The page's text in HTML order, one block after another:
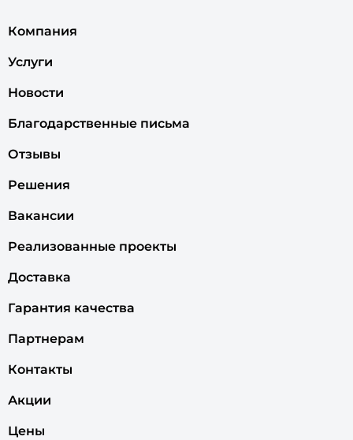
Компания
Услуги
Новости
Благодарственные письма
Отзывы
Решения
Вакансии
Реализованные проекты
Доставка
Гарантия качества
Партнерам
Контакты
Акции
Цены